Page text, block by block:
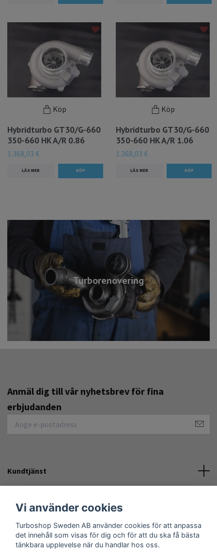
Turborenovering
Köp
Hybridturbo GT30/G-660
350-660 HK A/R 0.86
1.368,03 €
LÄS MER
Köp
Hybridturbo GT30/G-660
350-660 HK A/R 1.06
1.368,03 €
LÄS MER
Anmäl dig till vår nyhetsbrev för fina
erbjudanden
Kundtjänst
Sociale medier
Vi använder cookies
Turboshop Sweden AB använder cookies för att anpassa
det innehåll som visas för dig och för att du ska få bästa
tänkbara upplevelse när du handlar hos oss.